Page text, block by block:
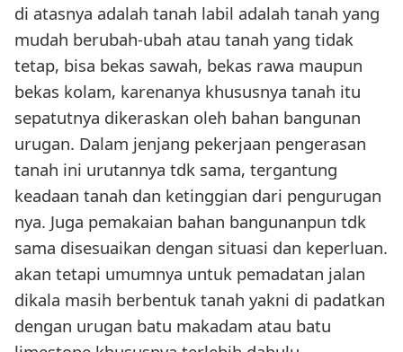
di atasnya adalah tanah labil adalah tanah yang
mudah berubah-ubah atau tanah yang tidak
tetap, bisa bekas sawah, bekas rawa maupun
bekas kolam, karenanya khususnya tanah itu
sepatutnya dikeraskan oleh bahan bangunan
urugan. Dalam jenjang pekerjaan pengerasan
tanah ini urutannya tdk sama, tergantung
keadaan tanah dan ketinggian dari pengurugan
nya. Juga pemakaian bahan bangunanpun tdk
sama disesuaikan dengan situasi dan keperluan.
akan tetapi umumnya untuk pemadatan jalan
dikala masih berbentuk tanah yakni di padatkan
dengan urugan batu makadam atau batu